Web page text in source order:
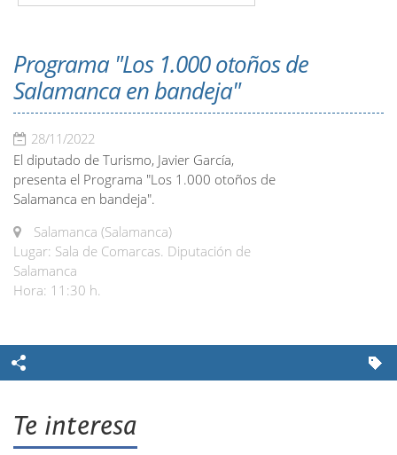
Programa "Los 1.000 otoños de
Salamanca en bandeja"
28/11/2022
El diputado de Turismo, Javier García,
presenta el Programa "Los 1.000 otoños de
Salamanca en bandeja".
Salamanca (Salamanca)
Lugar: Sala de Comarcas. Diputación de
Salamanca
Hora: 11:30 h.
Te interesa